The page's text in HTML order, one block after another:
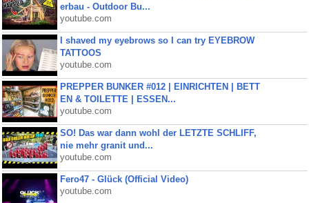
erbau - Outdoor Bu...
youtube.com
I shaved my eyebrows so I can try EYEBROW
TATTOOS
youtube.com
PREPPER BUNKER #012 | EINRICHTEN | BETT
EN & TOILETTE | ESSEN...
youtube.com
SO! Das war dann wohl der LETZTE SCHLIFF,
nie mehr granit und...
youtube.com
Fero47 - Glück (Official Video)
youtube.com